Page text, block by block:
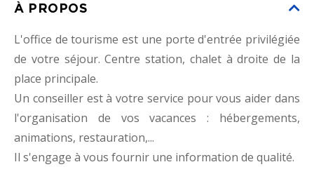
À PROPOS
L'office de tourisme est une porte d'entrée privilégiée
de votre séjour. Centre station, chalet à droite de la
place principale.
Un conseiller est à votre service pour vous aider dans
l'organisation de vos vacances : hébergements,
animations, restauration,...
Il s'engage à vous fournir une information de qualité.